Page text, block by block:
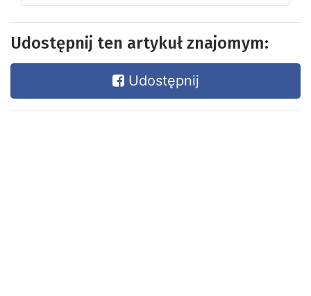
Udostępnij ten artykuł znajomym:
Udostępnij